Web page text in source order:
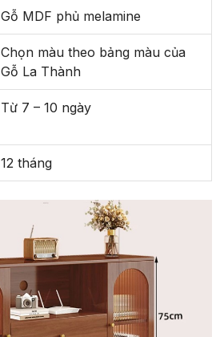
Gỗ MDF phủ melamine
Chọn màu theo bảng màu của
Gỗ La Thành
Từ 7 – 10 ngày
12 tháng